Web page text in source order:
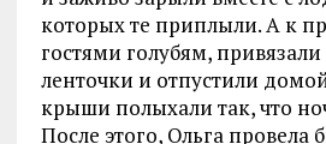
которых те приплыли. А к
гостями голубям,
ленточки и отпустили
крыши полыхали так, что
После этого, Ольга провела